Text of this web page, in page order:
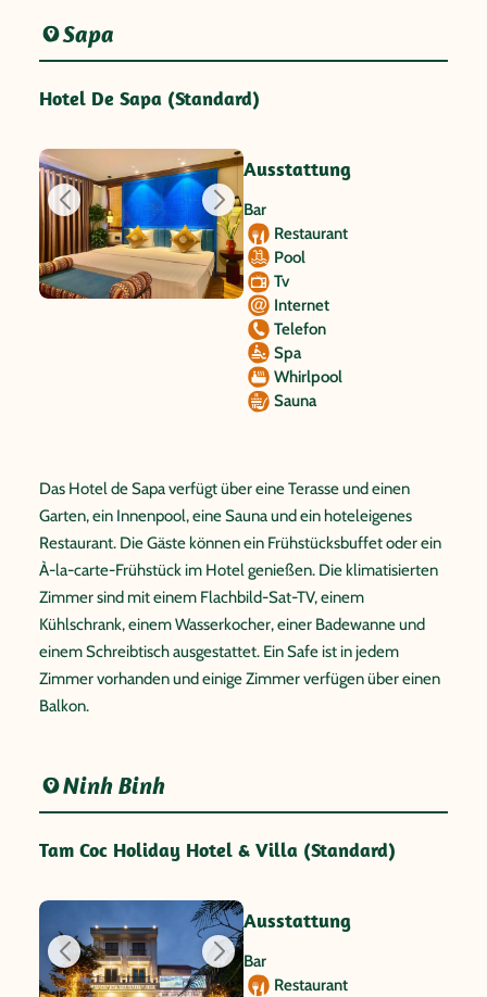
Sapa
Hotel De Sapa (Standard)
Ausstattung
Bar
Restaurant
Pool
Tv
Internet
Telefon
Spa
Whirlpool
Sauna
Das Hotel de Sapa verfügt über eine Terasse und einen
Garten, ein Innenpool, eine Sauna und ein hoteleigenes
Restaurant. Die Gäste können ein Frühstücksbuffet oder ein
À-la-carte-Frühstück im Hotel genießen. Die klimatisierten
Zimmer sind mit einem Flachbild-Sat-TV, einem
Kühlschrank, einem Wasserkocher, einer Badewanne und
einem Schreibtisch ausgestattet. Ein Safe ist in jedem
Zimmer vorhanden und einige Zimmer verfügen über einen
Balkon.
Ninh Binh
Tam Coc Holiday Hotel & Villa (Standard)
Ausstattung
Bar
Restaurant